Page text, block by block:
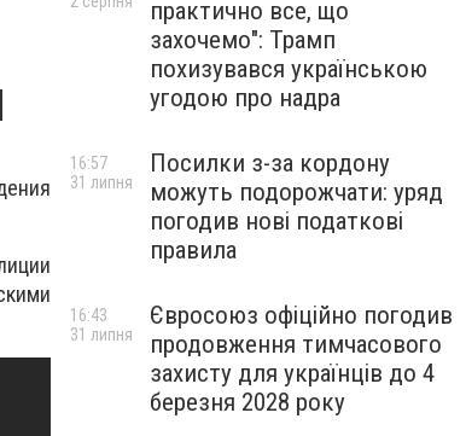
практично все, що
захочемо": Трамп
похизувався українською
угодою про надра
Посилки з-за кордону
можуть подорожчати: уряд
погодив нові податкові
правила
16:57
31 липня
Євросоюз офіційно погодив
продовження тимчасового
захисту для українців до 4
березня 2028 року
16:43
31 липня